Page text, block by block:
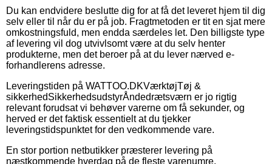
Du kan endvidere beslutte dig for at få det leveret hjem til dig
selv eller til når du er på job. Fragtmetoden er tit en sjat mere
omkostningsfuld, men endda særdeles let. Den billigste type
af levering vil dog utvivlsomt være at du selv henter
produkterne, men det beroer på at du lever nærved e-
forhandlerens adresse.
Leveringstiden på WATTOO.DKVærktøjTøj &
sikkerhedSikkerhedsudstyrÅndedrætsværn er jo rigtig
relevant forudsat vi behøver varerne om få sekunder, og
herved er det faktisk essentielt at du tjekker
leveringstidspunktet for den vedkommende vare.
En stor portion netbutikker præsterer levering på
næstkommende hverdag på de fleste varenumre,